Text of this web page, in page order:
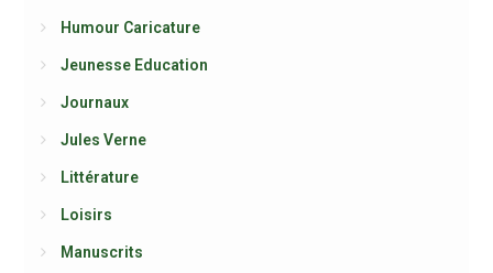
Humour Caricature
Jeunesse Education
Journaux
Jules Verne
Littérature
Loisirs
Manuscrits